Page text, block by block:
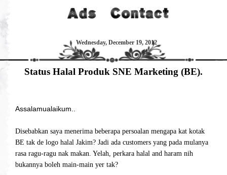
Wednesday, December 19, 2012
Status Halal Produk SNE Marketing (BE).
Assalamualaikum..
Disebabkan saya menerima beberapa persoalan mengapa kat kotak
BE tak de logo halal Jakim? Jadi ada customers yang pada mulanya
rasa ragu-ragu nak makan. Yelah, perkara halal and haram nih
bukannya boleh main-main yer tak?